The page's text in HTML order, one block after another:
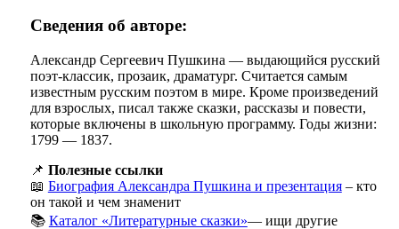
Сведения об авторе:
Александр Сергеевич Пушкина — выдающийся русский
поэт-классик, прозаик, драматург. Считается самым
известным русским поэтом в мире. Кроме произведений
для взрослых, писал также сказки, рассказы и повести,
которые включены в школьную программу. Годы жизни:
1799 — 1837.
📌 Полезные ссылки
📖 Биография Александра Пушкина и презентация– кто
он такой и чем знаменит
📚 Каталог «Литературные сказки»— ищи другие